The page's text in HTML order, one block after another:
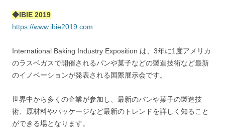
◆IBIE 2019
https://www.ibie2019.com
International Baking Industry Exposition は、3年に1度アメリカ
のラスベガスで開催されるパンや菓子などの製造技術など最新
のイノベーションが発表される国際展示会です。
世界中から多くの企業が参加し、最新のパンや菓子の製造技
術、原材料やパッケージなど最新のトレンドを詳しく知ること
ができる場となります。